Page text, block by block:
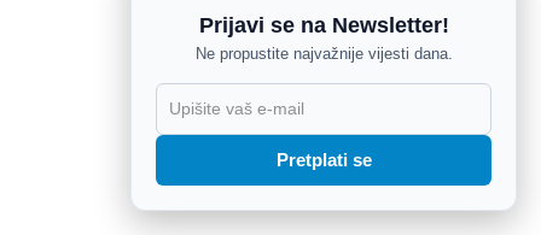
Prijavi se na Newsletter!
Ne propustite najvažnije vijesti dana.
Pretplati se